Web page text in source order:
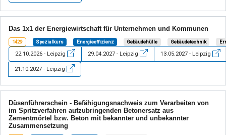
Das 1x1 der Energiewirtschaft für Unternehmen und Kommunen
1429 Spezialkurs Energieeffizienz Gebäudehülle Gebäudetechnik
22.10.2026 - Leipzig 29.04.2027 - Leipzig 13.05.2027 - Leipzig
21.10.2027 - Leipzig
Düsenführerschein - Befähigungsnachweis zum Verarbeiten von
im Spritzverfahren aufzubringenden Betonersatz aus
Zementmörtel bzw. Beton mit bekannter und unbekannter
Zusammensetzung